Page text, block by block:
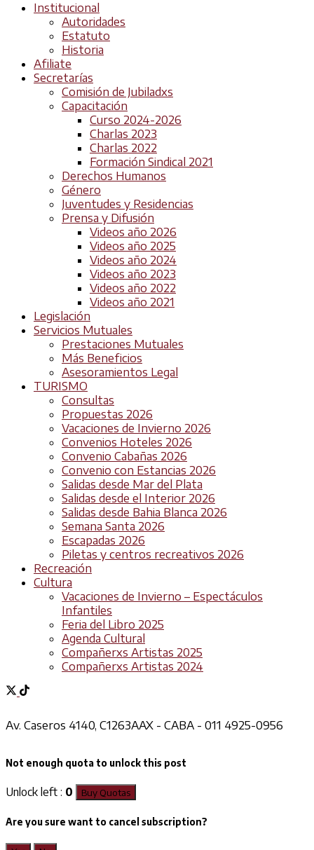
Institucional
Autoridades
Estatuto
Historia
Afiliate
Secretarías
Comisión de Jubiladxs
Capacitación
Curso 2024-2026
Charlas 2023
Charlas 2022
Formación Sindical 2021
Derechos Humanos
Género
Juventudes y Residencias
Prensa y Difusión
Videos año 2026
Videos año 2025
Videos año 2024
Videos año 2023
Videos año 2022
Videos año 2021
Legislación
Servicios Mutuales
Prestaciones Mutuales
Más Beneficios
Asesoramientos Legal
TURISMO
Consultas
Propuestas 2026
Vacaciones de Invierno 2026
Convenios Hoteles 2026
Convenio Cabañas 2026
Convenio con Estancias 2026
Salidas desde Mar del Plata
Salidas desde el Interior 2026
Salidas desde Bahia Blanca 2026
Semana Santa 2026
Escapadas 2026
Piletas y centros recreativos 2026
Recreación
Cultura
Vacaciones de Invierno – Espectáculos
Infantiles
Feria del Libro 2025
Agenda Cultural
Compañerxs Artistas 2025
Compañerxs Artistas 2024
Av. Caseros 4140, C1263AAX - CABA - 011 4925-0956
Not enough quota to unlock this post
Unlock left : 0 Buy Quotas
Are you sure want to cancel subscription?